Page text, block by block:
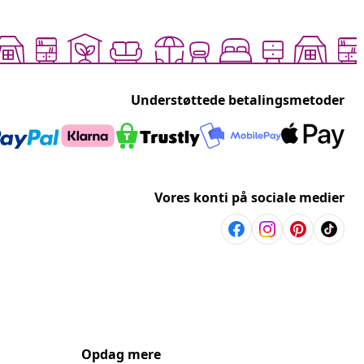
Understøttede betalingsmetoder
Vores konti på sociale medier
Opdag mere